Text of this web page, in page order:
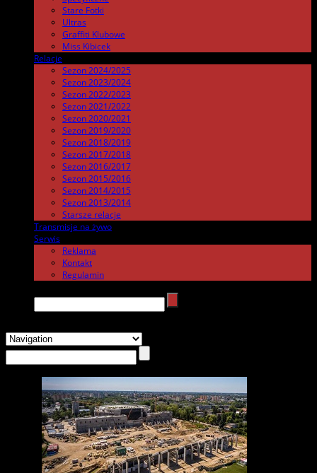
Stare Fotki
Ultras
Graffiti Klubowe
Miss Kibicek
Relacje
Sezon 2024/2025
Sezon 2023/2024
Sezon 2022/2023
Sezon 2021/2022
Sezon 2020/2021
Sezon 2019/2020
Sezon 2018/2019
Sezon 2017/2018
Sezon 2016/2017
Sezon 2015/2016
Sezon 2014/2015
Sezon 2013/2014
Starsze relacje
Transmisje na żywo
Serwis
Reklama
Kontakt
Regulamin